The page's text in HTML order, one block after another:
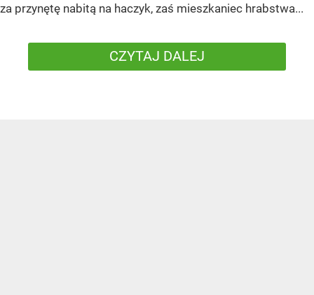
za przynętę nabitą na haczyk, zaś mieszkaniec hrabstwa...
CZYTAJ DALEJ